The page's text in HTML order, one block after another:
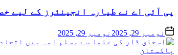
پی آئی اے نے طیارہ انجینئرز کے لیے
نومبر 29, 2025 نومبر 29, 2025
پاکستان